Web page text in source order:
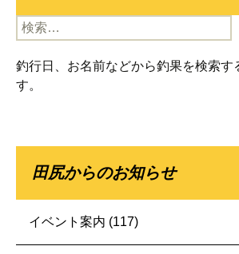
検
索:
釣行日、お名前などから釣果を検索す
す。
田尻からのお知らせ
イベント案内 (117)